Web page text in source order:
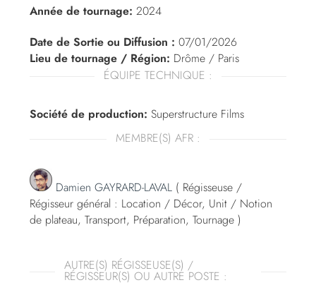
Année de tournage: 2024
Date de Sortie ou Diffusion :07/01/2026
Lieu de tournage / Région: Drôme / Paris
ÉQUIPE TECHNIQUE :
Société de production: Superstructure Films
MEMBRE(S) AFR :
Damien GAYRARD-LAVAL ( Régisseuse /
Régisseur général : Location / Décor, Unit / Notion
de plateau, Transport, Préparation, Tournage )
AUTRE(S) RÉGISSEUSE(S) /
RÉGISSEUR(S) OU AUTRE POSTE :